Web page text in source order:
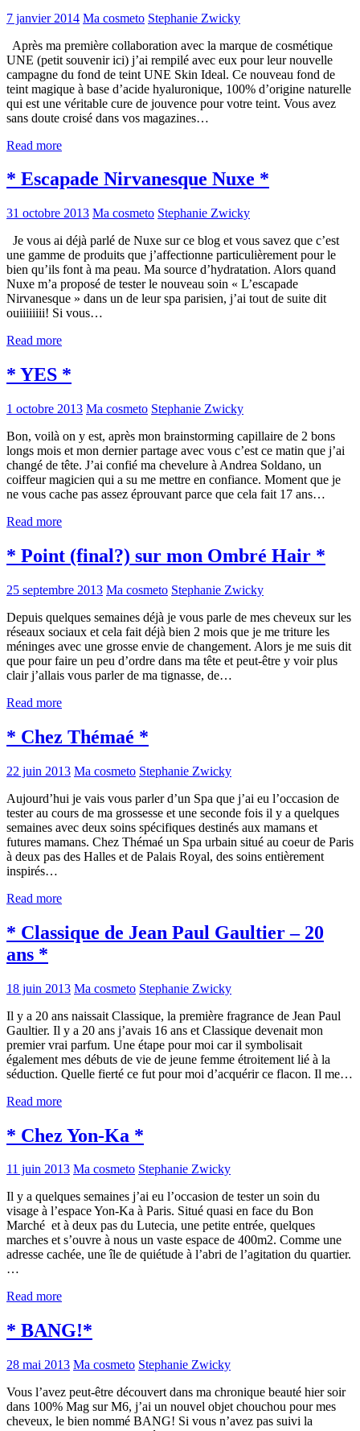
7 janvier 2014 Ma cosmeto Stephanie Zwicky
Après ma première collaboration avec la marque de cosmétique
UNE (petit souvenir ici) j’ai rempilé avec eux pour leur nouvelle
campagne du fond de teint UNE Skin Ideal. Ce nouveau fond de
teint magique à base d’acide hyaluronique, 100% d’origine naturelle
qui est une véritable cure de jouvence pour votre teint. Vous avez
sans doute croisé dans vos magazines…
Read more
* Escapade Nirvanesque Nuxe *
31 octobre 2013 Ma cosmeto Stephanie Zwicky
Je vous ai déjà parlé de Nuxe sur ce blog et vous savez que c’est
une gamme de produits que j’affectionne particulièrement pour le
bien qu’ils font à ma peau. Ma source d’hydratation. Alors quand
Nuxe m’a proposé de tester le nouveau soin « L’escapade
Nirvanesque » dans un de leur spa parisien, j’ai tout de suite dit
ouiiiiiiii! Si vous…
Read more
* YES *
1 octobre 2013 Ma cosmeto Stephanie Zwicky
Bon, voilà on y est, après mon brainstorming capillaire de 2 bons
longs mois et mon dernier partage avec vous c’est ce matin que j’ai
changé de tête. J’ai confié ma chevelure à Andrea Soldano, un
coiffeur magicien qui a su me mettre en confiance. Moment que je
ne vous cache pas assez éprouvant parce que cela fait 17 ans…
Read more
* Point (final?) sur mon Ombré Hair *
25 septembre 2013 Ma cosmeto Stephanie Zwicky
Depuis quelques semaines déjà je vous parle de mes cheveux sur les
réseaux sociaux et cela fait déjà bien 2 mois que je me triture les
méninges avec une grosse envie de changement. Alors je me suis dit
que pour faire un peu d’ordre dans ma tête et peut-être y voir plus
clair j’allais vous parler de ma tignasse, de…
Read more
* Chez Thémaé *
22 juin 2013 Ma cosmeto Stephanie Zwicky
Aujourd’hui je vais vous parler d’un Spa que j’ai eu l’occasion de
tester au cours de ma grossesse et une seconde fois il y a quelques
semaines avec deux soins spécifiques destinés aux mamans et
futures mamans. Chez Thémaé un Spa urbain situé au coeur de Paris
à deux pas des Halles et de Palais Royal, des soins entièrement
inspirés…
Read more
* Classique de Jean Paul Gaultier – 20
ans *
18 juin 2013 Ma cosmeto Stephanie Zwicky
Il y a 20 ans naissait Classique, la première fragrance de Jean Paul
Gaultier. Il y a 20 ans j’avais 16 ans et Classique devenait mon
premier vrai parfum. Une étape pour moi car il symbolisait
également mes débuts de vie de jeune femme étroitement lié à la
séduction. Quelle fierté ce fut pour moi d’acquérir ce flacon. Il me…
Read more
* Chez Yon-Ka *
11 juin 2013 Ma cosmeto Stephanie Zwicky
Il y a quelques semaines j’ai eu l’occasion de tester un soin du
visage à l’espace Yon-Ka à Paris. Situé quasi en face du Bon
Marché et à deux pas du Lutecia, une petite entrée, quelques
marches et s’ouvre à nous un vaste espace de 400m2. Comme une
adresse cachée, une île de quiétude à l’abri de l’agitation du quartier.
…
Read more
* BANG!*
28 mai 2013 Ma cosmeto Stephanie Zwicky
Vous l’avez peut-être découvert dans ma chronique beauté hier soir
dans 100% Mag sur M6, j’ai un nouvel objet chouchou pour mes
cheveux, le bien nommé BANG! Si vous n’avez pas suivi la